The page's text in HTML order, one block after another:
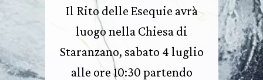
Il Rito delle Esequie avrà
luogo nella Chiesa di
Staranzano, sabato 4 luglio
alle ore 10:30 partendo